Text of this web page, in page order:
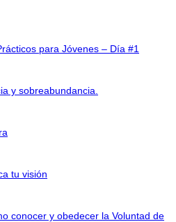
para Jóvenes – Día #1
y sobreabundancia.
tu visión
conocer y obedecer la Voluntad de